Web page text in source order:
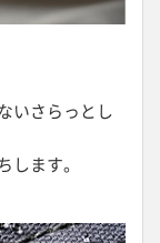
いさらっとし
します。